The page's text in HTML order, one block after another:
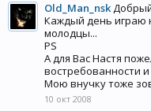
Old_Man_nsk
Каждый день играю
молодцы...
PS
А для Вас Настя
востребованности
Мою внучку тоже
10 окт 2008